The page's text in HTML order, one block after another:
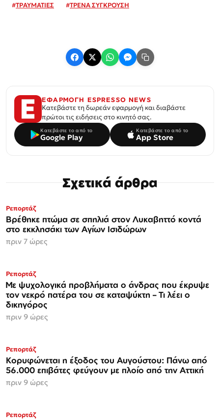
#ΤΡΑΥΜΑΤΙΕΣ #ΤΡΕΝΑ ΣΥΓΚΡΟΥΣΗ
ΕΦΑΡΜΟΓΗ ESPRESSO NEWS
Κατεβάστε τη δωρεάν εφαρμογή και διαβάστε
πρώτοι τις ειδήσεις στο κινητό σας.
Κατεβάστε το από το
Google Play
Κατεβάστε το από το
App Store
Σχετικά άρθρα
Ρεπορτάζ
Βρέθηκε πτώμα σε σπηλιά στον Λυκαβηττό κοντά
στο εκκλησάκι των Αγίων Ισιδώρων
πριν 7 ώρες
Ρεπορτάζ
Με ψυχολογικά προβλήματα ο άνδρας που έκρυψε
τον νεκρό πατέρα του σε καταψύκτη – Τι λέει ο
δικηγόρος
πριν 9 ώρες
Ρεπορτάζ
Κορυφώνεται η έξοδος του Αυγούστου: Πάνω από
56.000 επιβάτες φεύγουν με πλοίο από την Αττική
πριν 9 ώρες
Ρεπορτάζ